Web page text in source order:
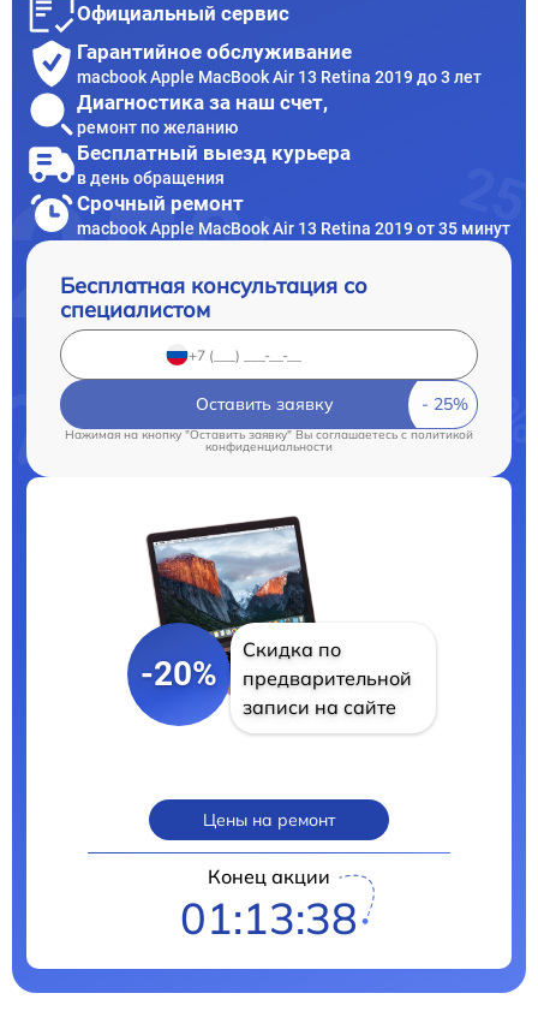
Официальный сервис
Гарантийное обслуживание
macbook Apple MacBook Air 13 Retina 2019 до 3 лет
Диагностика за наш счет,
ремонт по желанию
Бесплатный выезд курьера
в день обращения
Срочный ремонт
macbook Apple MacBook Air 13 Retina 2019 от 35 минут
Бесплатная консультация со
специалистом
Оставить заявку
Нажимая на кнопку "Оставить заявку" Вы соглашаетесь cполитикой
конфиденциальности
-20%
Скидка по
предварительной
записи на сайте
Цены на ремонт
Конец акции
01:13:37